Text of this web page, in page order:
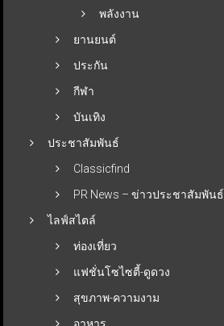
พลังงาน
ยานยนต์
ประกัน
กีฬา
บันเทิง
ประชาสัมพันธ์
Classicfind
PR News – ข่าวประชาสัมพันธ์
ไลฟ์สไตล์
ท่องเที่ยว
แฟชั่นโซไซตี้-ดูดวง
สุขภาพ-ความงาม
อาหาร